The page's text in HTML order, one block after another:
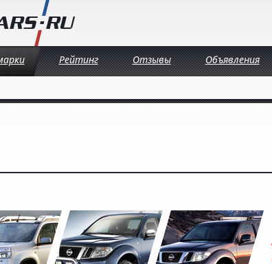
Рейтинг Отзывы Объявления